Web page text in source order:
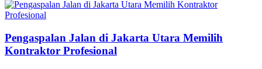
Pengaspalan Jalan di Jakarta Utara Memilih
Kontraktor Profesional